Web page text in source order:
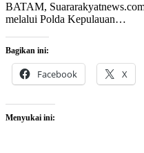
BATAM,
melalui Polda Kepulauan…
Bagikan ini:
Facebook X
Menyukai ini: